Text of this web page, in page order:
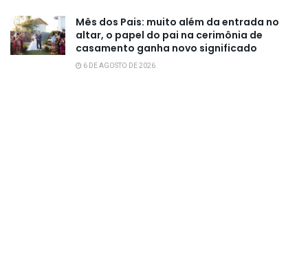
Mês dos Pais: muito além da entrada no
altar, o papel do pai na cerimônia de
casamento ganha novo significado
6 DE AGOSTO DE 2026